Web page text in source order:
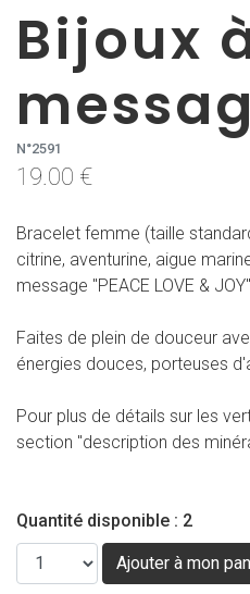
Bijoux
N°2591
19.00 €
Bracelet femme (taille
citrine, aventurine, aigue
message "PEACE LOVE & JOY".
Faites de plein de douceur
énergies douces, porteuses
Pour plus de détails sur les
section "description des
Quantité disponible : 2